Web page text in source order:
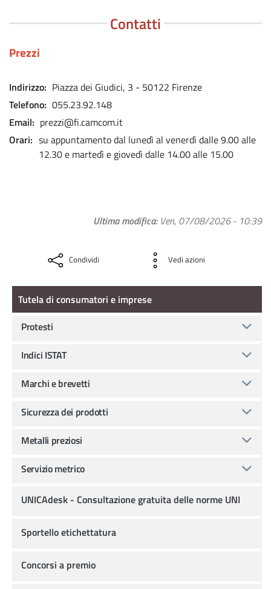
Contatti
Prezzi
Indirizzo Piazza dei Giudici, 3 - 50122 Firenze
Telefono 055.23.92.148
Email
prezzi@fi.camcom.it
Orari
su appuntamento dal lunedì al venerdì dalle 9.00 alle
12.30 e martedì e giovedì dalle 14.00 alle 15.00
Ultima modifica Ven, 07/08/2026 - 10:39
Condividi Vedi azioni
Tutela di consumatori e imprese
Tutela di consumatori e imprese
Protesti
Indici ISTAT
Marchi e brevetti
Sicurezza dei prodotti
Metalli preziosi
Servizio metrico
UNICAdesk - Consultazione gratuita delle norme UNI
Sportello etichettatura
Concorsi a premio